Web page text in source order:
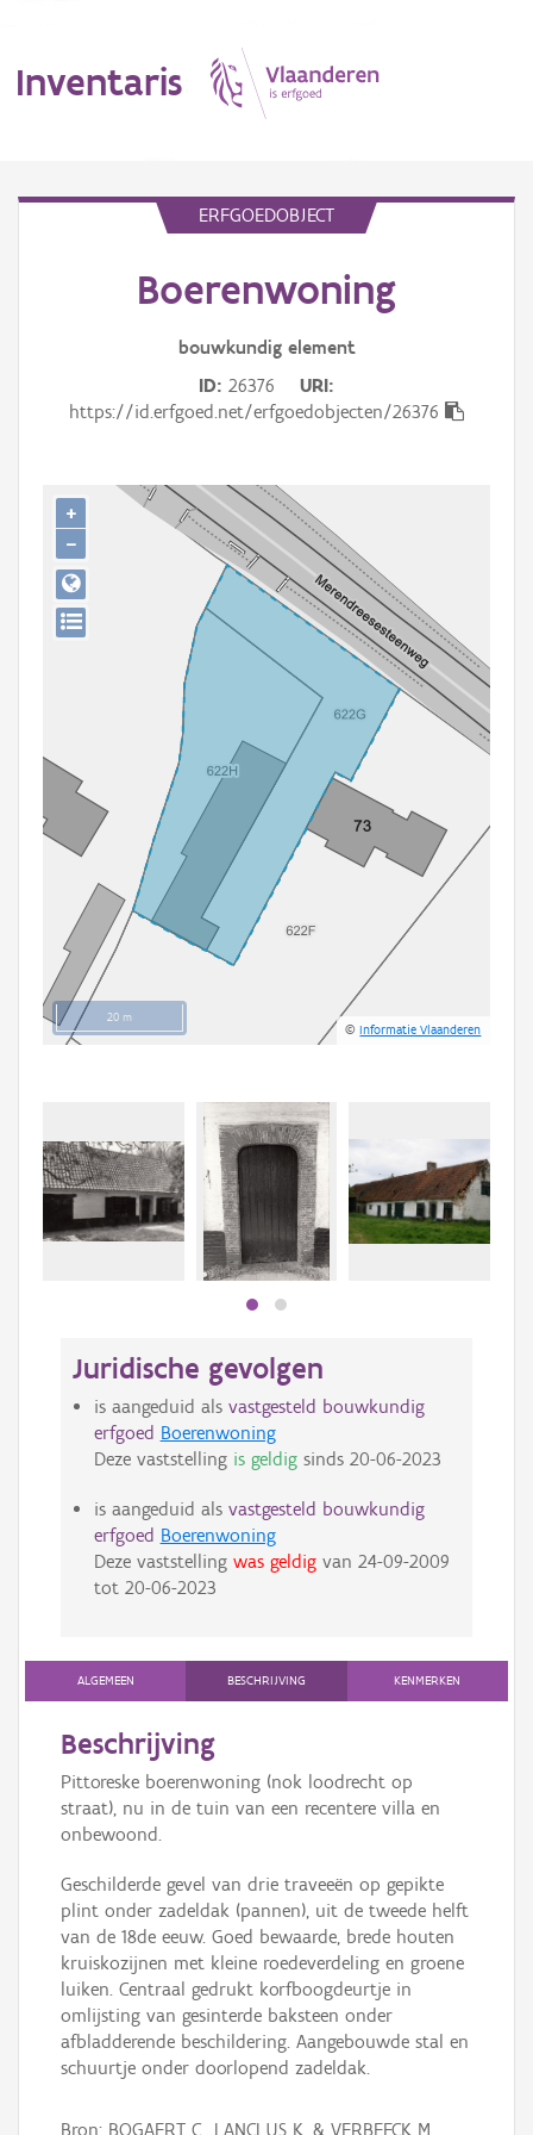
Inventaris
Gebeurtenis
Persoon of collectief
Downloads
ERFGOEDOBJECT
Boerenwoning
bouwkundig element
ID 26376
URI
https://id.erfgoed.net/erfgoedobjecten/26376
20 m
©Informatie Vlaanderen
+
−
Juridische gevolgen
is aangeduid als vastgesteld bouwkundig
erfgoed Boerenwoning
Deze vaststelling is geldigsinds 20-06-2023
is aangeduid als vastgesteld bouwkundig
erfgoed Boerenwoning
Deze vaststelling was geldigvan 24-09-2009
tot 20-06-2023
ALGEMEEN BESCHRIJVING KENMERKEN
Beschrijving
Pittoreske boerenwoning (nok loodrecht op
straat), nu in de tuin van een recentere villa en
onbewoond.
Geschilderde gevel van drie traveeën op gepikte
plint onder zadeldak (pannen), uit de tweede helft
van de 18de eeuw. Goed bewaarde, brede houten
kruiskozijnen met kleine roedeverdeling en groene
luiken. Centraal gedrukt korfboogdeurtje in
omlijsting van gesinterde baksteen onder
afbladderende beschildering. Aangebouwde stal en
schuurtje onder doorlopend zadeldak.
Bron: BOGAERT C., LANCLUS K. & VERBEECK M.